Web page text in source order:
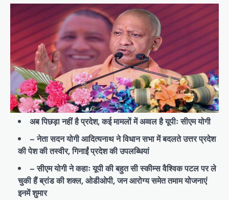
अब पिछड़ा नहीं है प्रदेश, कई मामलों में अव्वल है यूपीः सीएम योगी
– नेता सदन योगी आदित्यनाथ ने विधान सभा में बदलते उत्तर प्रदेश
की पेश की तस्वीर, गिनाईं प्रदेश की उपलब्धियां
– सीएम योगी ने कहाः यूपी की बहुत सी स्कीम्स वैश्विक पटल पर ले
चुकी हैं ब्रांड की शक्ल, ओडीओपी, जन आरोग्य समेत तमाम योजनाएं
इनमें शुमार